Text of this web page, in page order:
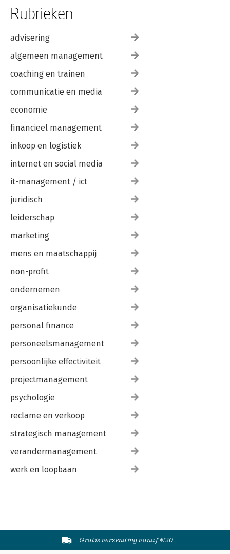
Rubrieken
advisering
algemeen management
coaching en trainen
communicatie en media
economie
financieel management
inkoop en logistiek
internet en social media
it-management / ict
juridisch
leiderschap
marketing
mens en maatschappij
non-profit
ondernemen
organisatiekunde
personal finance
personeelsmanagement
persoonlijke effectiviteit
projectmanagement
psychologie
reclame en verkoop
strategisch management
verandermanagement
werk en loopbaan
Gratis verzending vanaf €20